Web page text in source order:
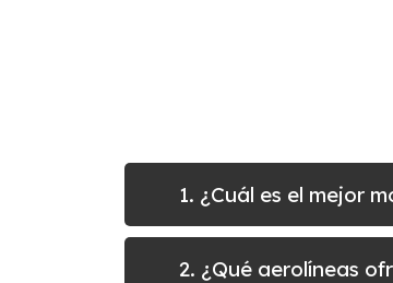
1. ¿Cuál es el mejor
2. ¿Qué aerolíneas